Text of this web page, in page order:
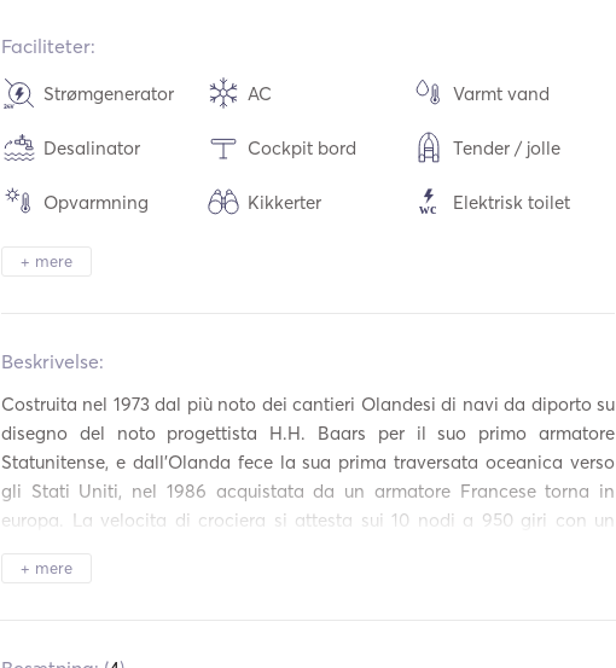
Faciliteter:
Strømgenerator AC Varmt vand
Desalinator Cockpit bord Tender / jolle
Opvarmning Kikkerter Elektrisk toilet
Sikkerhedssystem
Køleskab
Bestik / glas / taller
kner
Opvaskemaskine Ismaskine
BBQ Cocktailbar Brødrister
o / cd
+ mere
Beskrivelse:
Costruita nel 1973 dal più noto dei cantieri Olandesi di navi da diporto su
disegno del noto progettista H.H. Baars per il suo primo armatore
Statunitense, e dall'Olanda fece la sua prima traversata oceanica verso
gli Stati Uniti, nel 1986 acquistata da un armatore Francese torna in
europa. La velocita di crociera si attesta sui 10 nodi a 950 giri con un
1100 giri. Confort optional: Stabilizzatori Vosper, dissalatore da 120 l/h,
+ mere